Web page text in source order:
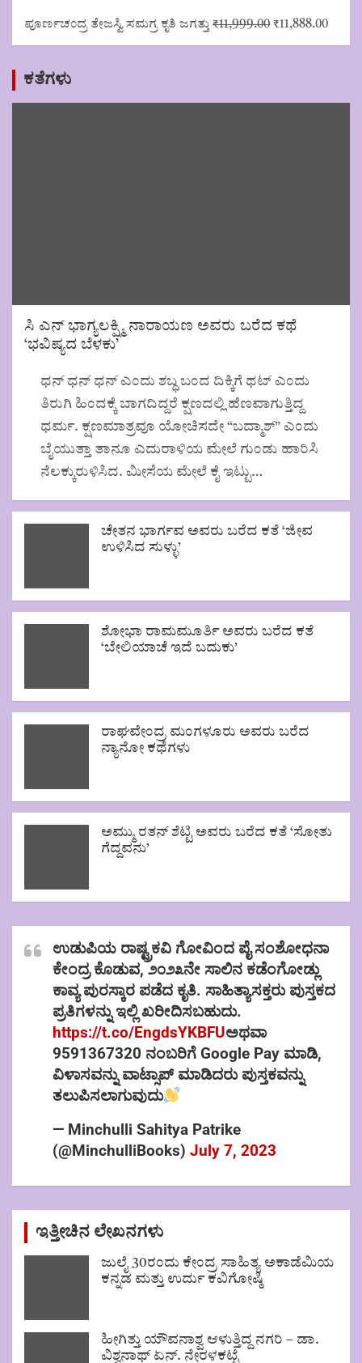
ಪೂರ್ಣಚಂದ್ರ ತೇಜಸ್ವಿ ಸಮಗ್ರ ಕೃತಿ ಜಗತ್ತು ₹11,999.00 Original
₹11,888.00
ಕತೆಗಳು
ಸಿ ಎನ್ ಭಾಗ್ಯಲಕ್ಷ್ಮಿ ನಾರಾಯಣ ಅವರು ಬರೆದ ಕಥೆ
‘ಭವಿಷ್ಯದ ಬೆಳಕು’
ಧನ್ ಧನ್ ಧನ್ ಎಂದು ಶಬ್ಧ ಬಂದ ದಿಕ್ಕಿಗೆ ಥಟ್ ಎಂದು
ತಿರುಗಿ ಹಿಂದಕ್ಕೆ ಬಾಗದಿದ್ದರೆ ಕ್ಷಣದಲ್ಲಿ ಹೆಣವಾಗುತ್ತಿದ್ದ
ಧರ್ಮ. ಕ್ಷಣಮಾತ್ರವೂ ಯೋಚಿಸದೇ “ಬದ್ಮಾಶ್” ಎಂದು
ಬೈಯುತ್ತಾ ತಾನೂ ಎದುರಾಳಿಯ ಮೇಲೆ ಗುಂಡು ಹಾರಿಸಿ
ನೆಲಕ್ಕುರುಳಿಸಿದ. ಮೀಸೆಯ ಮೇಲೆ ಕೈ ಇಟ್ಟು…
ಚೇತನ ಭಾರ್ಗವ ಅವರು ಬರೆದ ಕತೆ ‘ಜೀವ
ಉಳಿಸಿದ ಸುಳ್ಳು’
ಶೋಭಾ ರಾಮಮೂರ್ತಿ ಅವರು ಬರೆದ ಕತೆ
‘ಬೇಲಿಯಾಚೆ ಇದೆ ಬದುಕು’
ರಾಘವೇಂದ್ರ ಮಂಗಳೂರು ಅವರು ಬರೆದ
ನ್ಯಾನೋ ಕಥೆಗಳು
ಅಮ್ಮು ರತನ್ ಶೆಟ್ಟಿ ಅವರು ಬರೆದ ಕತೆ ‘ಸೋತು
ಗೆದ್ದವನು’
ಉಡುಪಿಯ ರಾಷ್ಟ್ರಕವಿ ಗೋವಿಂದ ಪೈ ಸಂಶೋಧನಾ
ಕೇಂದ್ರ ಕೊಡುವ, ೨೦೨೩ನೇ ಸಾಲಿನ ಕಡೆಂಗೋಡ್ಲು
ಕಾವ್ಯ ಪುರಸ್ಕಾರ ಪಡೆದ ಕೃತಿ. ಸಾಹಿತ್ಯಾಸಕ್ತರು ಪುಸ್ತಕದ
ಪ್ರತಿಗಳನ್ನು ಇಲ್ಲಿ ಖರೀದಿಸಬಹುದು.
https://t.co/EngdsYKBFUಅಥವಾ
9591367320 ನಂಬರಿಗೆ Google Pay ಮಾಡಿ,
ವಿಳಾಸವನ್ನು ವಾಟ್ಸಾಪ್ ಮಾಡಿದರು ಪುಸ್ತಕವನ್ನು
ತಲುಪಿಸಲಾಗುವುದು
— Minchulli Sahitya Patrike
(@MinchulliBooks) July 7, 2023
ಇತ್ತೀಚಿನ ಲೇಖನಗಳು
ಜುಲೈ 30ರಂದು ಕೇಂದ್ರ ಸಾಹಿತ್ಯ ಅಕಾಡೆಮಿಯ
ಕನ್ನಡ ಮತ್ತು ಉರ್ದು ಕವಿಗೋಷ್ಠಿ
ಹೀಗಿತ್ತು ಯೌವನಾಶ್ವ ಆಳುತ್ತಿದ್ದ ನಗರಿ – ಡಾ.
ವಿಶ್ವನಾಥ್ ಏನ್. ನೇರಳಕಟ್ಟೆ